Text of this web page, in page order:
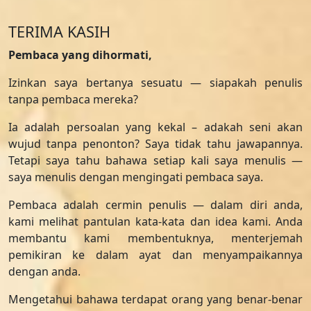
TERIMA KASIH
Pembaca yang dihormati,
Izinkan saya bertanya sesuatu — siapakah penulis
tanpa pembaca mereka?
Ia adalah persoalan yang kekal – adakah seni akan
wujud tanpa penonton? Saya tidak tahu jawapannya.
Tetapi saya tahu bahawa setiap kali saya menulis —
saya menulis dengan mengingati pembaca saya.
Pembaca adalah cermin penulis — dalam diri anda,
kami melihat pantulan kata-kata dan idea kami. Anda
membantu kami membentuknya, menterjemah
pemikiran ke dalam ayat dan menyampaikannya
dengan anda.
Mengetahui bahawa terdapat orang yang benar-benar